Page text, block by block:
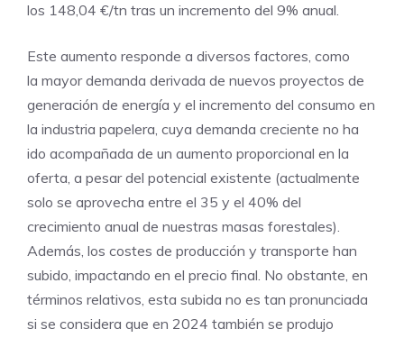
los 148,04 €/tn tras un incremento del 9% anual.
Este aumento responde a diversos factores, como
la mayor demanda derivada de nuevos proyectos de
generación de energía y el incremento del consumo en
la industria papelera, cuya demanda creciente no ha
ido acompañada de un aumento proporcional en la
oferta, a pesar del potencial existente (actualmente
solo se aprovecha entre el 35 y el 40% del
crecimiento anual de nuestras masas forestales).
Además, los costes de producción y transporte han
subido, impactando en el precio final. No obstante, en
términos relativos, esta subida no es tan pronunciada
si se considera que en 2024 también se produjo